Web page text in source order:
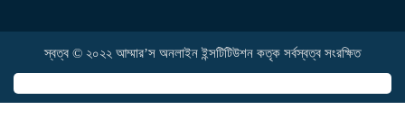
স্বত্ব © ২০২২ আম্মার’স অনলাইন ইন্সটিটিউশন কতৃক সর্বস্বত্ব সংরক্ষিত